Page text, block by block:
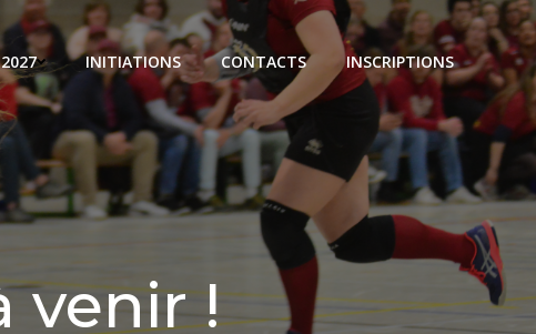
INITIATIONS CONTACTS INSCRIPTIONS
venir !